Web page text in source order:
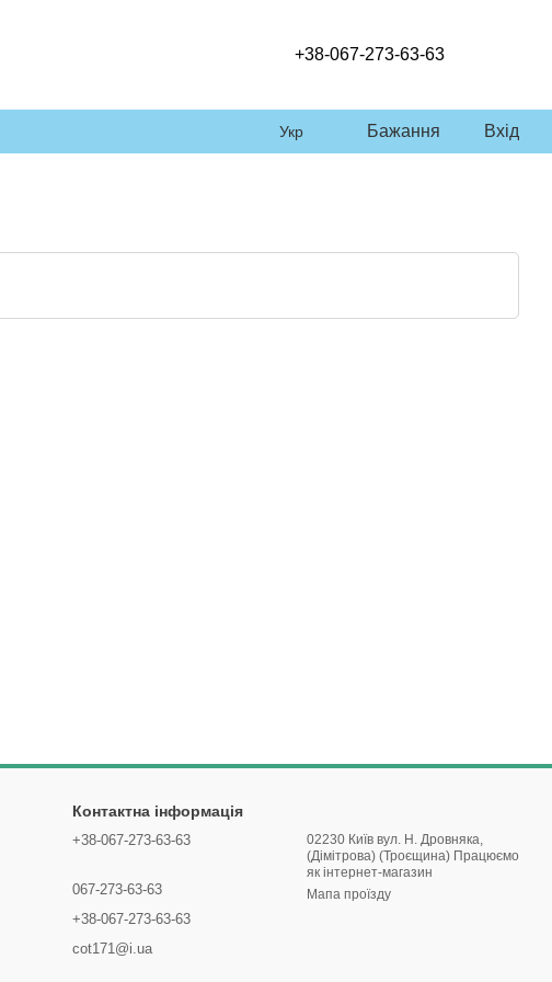
+38-067-273-63-63
Укр Бажання Вхід
Контактна інформація
+38-067-273-63-63
067-273-63-63
+38-067-273-63-63
cot171@i.ua
02230 Київ вул. Н. Дровняка,
(Дімітрова) (Троєщина) Працюємо
як інтернет-магазин
Мапа проїзду